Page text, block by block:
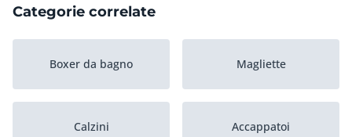
Categorie correlate
Boxer da bagno Magliette
Calzini Accappatoi